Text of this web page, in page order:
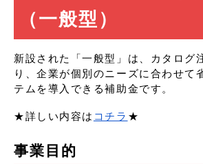
（一般型）
新設された「一般型」は、カタログ
り、企業が個別のニーズに合わせて
テムを導入できる補助金です。
★詳しい内容は コチラ ★
事業目的